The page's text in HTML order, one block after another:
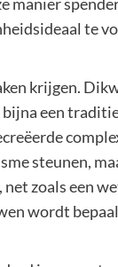
te
krijgen.
een
steunen,
zoals een
wordt